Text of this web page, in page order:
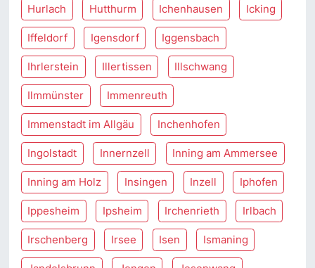
Hurlach Hutthurm Ichenhausen Icking
Iffeldorf Igensdorf Iggensbach
Ihrlerstein Illertissen Illschwang
Ilmmünster Immenreuth
Immenstadt im Allgäu Inchenhofen
Ingolstadt Innernzell Inning am Ammersee
Inning am Holz Insingen Inzell Iphofen
Ippesheim Ipsheim Irchenrieth Irlbach
Irschenberg Irsee Isen Ismaning